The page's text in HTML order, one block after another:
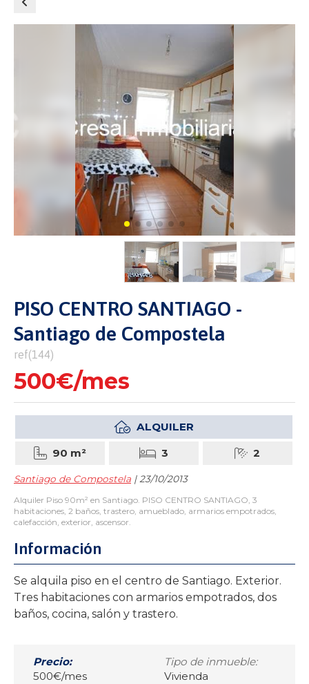
PISO CENTRO SANTIAGO -
Santiago de Compostela
ref(144)
500€/mes
ALQUILER
90 m² 3 2
Santiago de Compostela | 23/10/2013
Alquiler Piso 90m² en Santiago. PISO CENTRO SANTIAGO, 3
habitaciones, 2 baños, trastero, amueblado, armarios empotrados,
calefacción, exterior, ascensor.
Información
Se alquila piso en el centro de Santiago. Exterior.
Tres habitaciones con armarios empotrados, dos
baños, cocina, salón y trastero.
Precio:
500€/mes
Tipo de inmueble:
Vivienda